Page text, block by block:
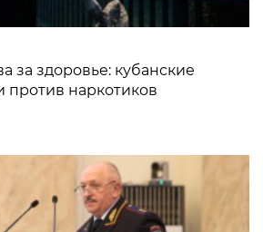
за здоровье: кубанские
против наркотиков